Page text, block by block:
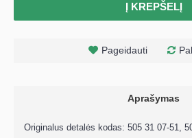
Į KREPŠELĮ
Pageidauti
Aprašymas
Originalus detalės kodas: 505 31 07-51,